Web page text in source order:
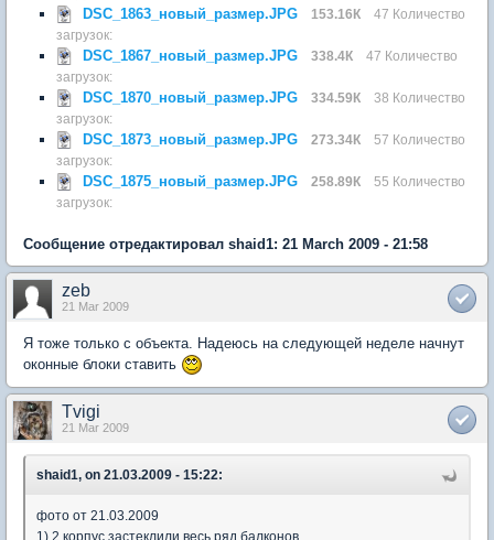
DSC_1863_новый_размер.JPG 153.16К
47 Количество
загрузок:
DSC_1867_новый_размер.JPG 338.4К
47 Количество
загрузок:
DSC_1870_новый_размер.JPG 334.59К
38 Количество
загрузок:
DSC_1873_новый_размер.JPG 273.34К
57 Количество
загрузок:
DSC_1875_новый_размер.JPG 258.89К
55 Количество
загрузок:
Сообщение отредактировал shaid1: 21 March 2009 - 21:58
zeb
21 Mar 2009
Я тоже только с объекта. Надеюсь на следующей неделе начнут
оконные блоки ставить
Tvigi
21 Mar 2009
shaid1, on 21.03.2009 - 15:22:
фото от 21.03.2009
1) 2 корпус застеклили весь ряд балконов